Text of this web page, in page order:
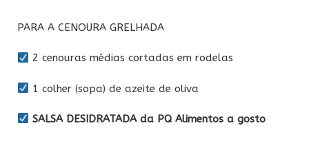
PARA A CENOURA GRELHADA
2 cenouras médias cortadas em rodelas
1 colher (sopa) de azeite de oliva
SALSA DESIDRATADA da PQ Alimentos a gosto